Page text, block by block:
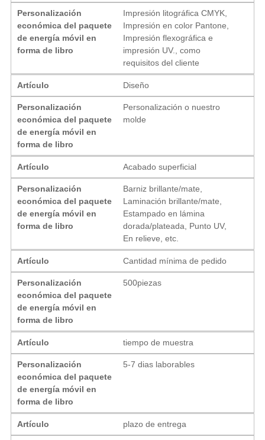
Personalización
económica del paquete
de energía móvil en
forma de libro
Impresión litográfica CMYK,
Impresión en color Pantone,
Impresión flexográfica e
impresión UV., como
requisitos del cliente
Artículo Diseño
Personalización
económica del paquete
de energía móvil en
forma de libro
Personalización o nuestro
molde
Artículo Acabado superficial
Personalización
económica del paquete
de energía móvil en
forma de libro
Barniz brillante/mate,
Laminación brillante/mate,
Estampado en lámina
dorada/plateada, Punto UV,
En relieve, etc.
Artículo Cantidad mínima de pedido
Personalización
económica del paquete
de energía móvil en
forma de libro
500piezas
Artículo tiempo de muestra
Personalización
económica del paquete
de energía móvil en
forma de libro
5-7 dias laborables
Artículo plazo de entrega